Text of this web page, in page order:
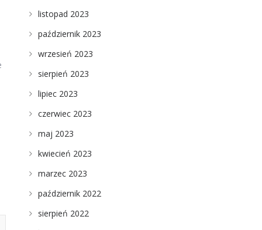
listopad 2023
październik 2023
wrzesień 2023
sierpień 2023
lipiec 2023
czerwiec 2023
maj 2023
kwiecień 2023
marzec 2023
październik 2022
sierpień 2022